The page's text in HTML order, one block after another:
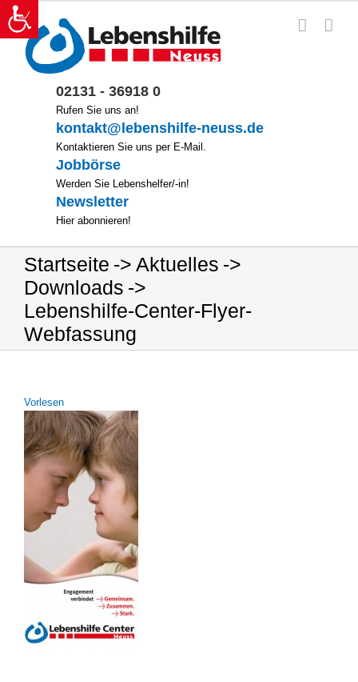
Zum
Inhalt
springen
02131 - 36918 0
Rufen Sie uns an!
kontakt@lebenshilfe-neuss.de
Kontaktieren Sie uns per E-Mail.
Jobbörse
Werden Sie Lebenshelfer/-in!
Newsletter
Hier abonnieren!
Startseite
Aktuelles
Downloads
Lebenshilfe-Center-Flyer-
Webfassung
Vor­le­sen